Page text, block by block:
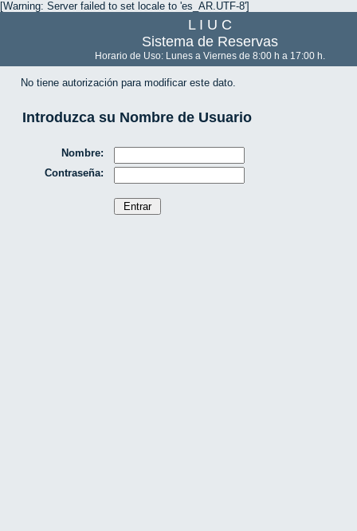
[Warning: Server failed to set locale to 'es_AR.UTF-8']
L I U C
Sistema de Reservas
Horario de Uso: Lunes a Viernes de 8:00 h a 17:00 h.
No tiene autorización para modificar este dato.
Introduzca su Nombre de Usuario
Nombre:
Contraseña: